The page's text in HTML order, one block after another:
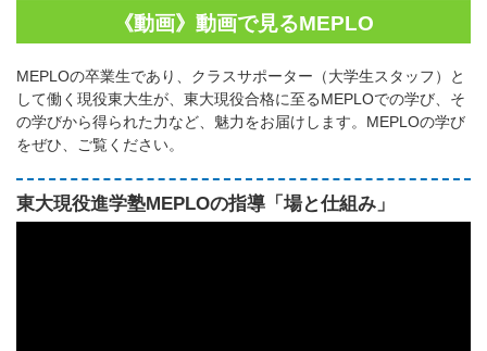
《動画》動画で見るMEPLO
MEPLOの卒業生であり、クラスサポーター（大学生スタッフ）と
して働く現役東大生が、東大現役合格に至るMEPLOでの学び、そ
の学びから得られた力など、魅力をお届けします。MEPLOの学び
をぜひ、ご覧ください。
東大現役進学塾MEPLOの指導「場と仕組み」